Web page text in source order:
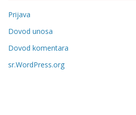
o
r
i
e
Prijava
Dovod unosa
Dovod komentara
sr.WordPress.org